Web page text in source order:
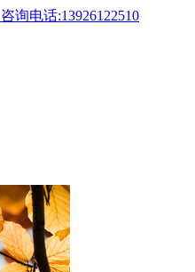
咨询电话:13926122510